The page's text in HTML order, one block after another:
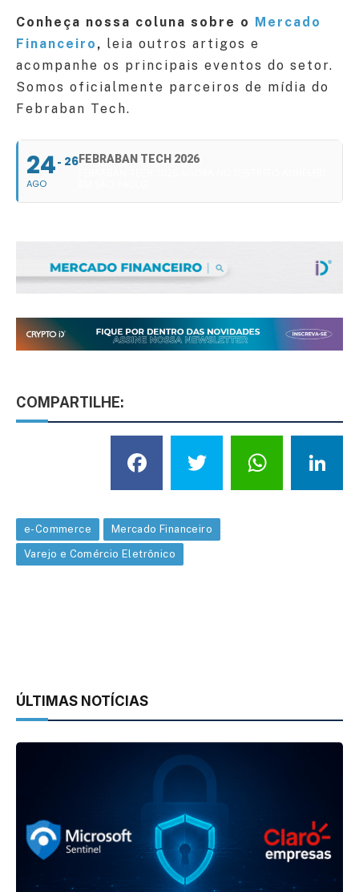
Conheça nossa coluna sobre o
Mercado
Financeiro , leia outros artigos e
acompanhe os principais eventos do setor.
Somos oficialmente parceiros de mídia do
Febraban Tech.
24
AGO
26FEBRABAN TECH 2026
COMPARTILHE:
Facebook
Twitter
e-Commerce Mercado Financeiro
Varejo e Comércio Eletrônico
ÚLTIMAS NOTÍCIAS